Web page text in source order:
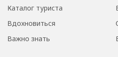
Каталог туриста
Вдохновиться
Важно знать